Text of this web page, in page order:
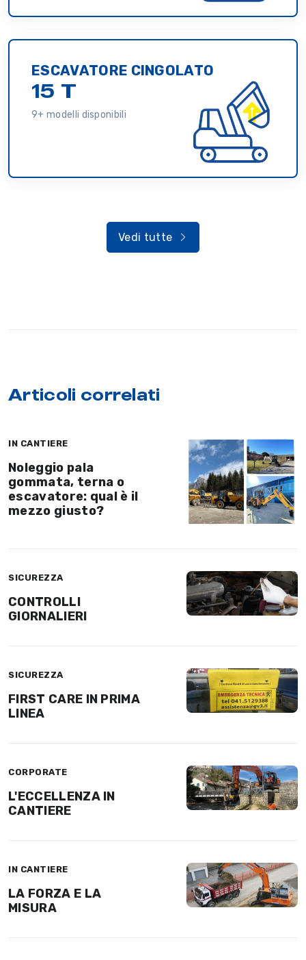
ESCAVATORE CINGOLATO
15 T
9+ modelli disponibili
Vedi tutte
Articoli correlati
IN CANTIERE
Noleggio pala
gommata, terna o
escavatore: qual è il
mezzo giusto?
SICUREZZA
CONTROLLI
GIORNALIERI
SICUREZZA
FIRST CARE IN PRIMA
LINEA
CORPORATE
L'ECCELLENZA IN
CANTIERE
IN CANTIERE
LA FORZA E LA
MISURA